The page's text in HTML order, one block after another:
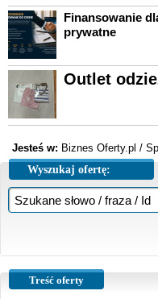
Finansowanie
prywatne
Outlet
Jesteś w: Biznes Oferty.pl /
Wyszukaj ofertę:
Treść oferty